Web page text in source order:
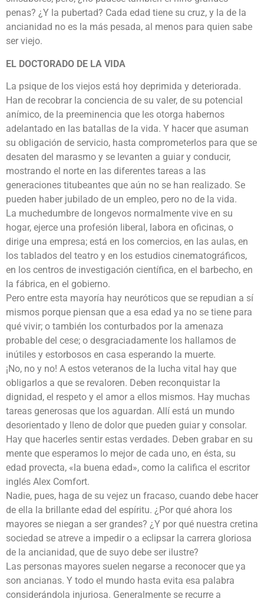
penas? ¿Y la pubertad? Cada edad tiene su cruz, y la de la
ancianidad no es la más pesada, al menos para quien sabe
ser viejo.
EL DOCTORADO DE LA VIDA
La psique de los viejos está hoy deprimida y deteriorada.
Han de recobrar la conciencia de su valer, de su potencial
anímico, de la preeminencia que les otorga habernos
adelantado en las batallas de la vida. Y hacer que asuman
su obligación de servicio, hasta comprometerlos para que se
desaten del marasmo y se levanten a guiar y conducir,
mostrando el norte en las diferentes tareas a las
generaciones titubeantes que aún no se han realizado. Se
pueden haber jubilado de un empleo, pero no de la vida.
La muchedumbre de longevos normalmente vive en su
hogar, ejerce una profesión liberal, labora en oficinas, o
dirige una empresa; está en los comercios, en las aulas, en
los tablados del teatro y en los estudios cinematográficos,
en los centros de investigación científica, en el barbecho, en
la fábrica, en el gobierno.
Pero entre esta mayoría hay neuróticos que se repudian a sí
mismos porque piensan que a esa edad ya no se tiene para
qué vivir; o también los conturbados por la amenaza
probable del cese; o desgraciadamente los hallamos de
inútiles y estorbosos en casa esperando la muerte.
¡No, no y no! A estos veteranos de la lucha vital hay que
obligarlos a que se revaloren. Deben reconquistar la
dignidad, el respeto y el amor a ellos mismos. Hay muchas
tareas generosas que los aguardan. Allí está un mundo
desorientado y lleno de dolor que pueden guiar y consolar.
Hay que hacerles sentir estas verdades. Deben grabar en su
mente que esperamos lo mejor de cada uno, en ésta, su
edad provecta, «la buena edad», como la califica el escritor
inglés Alex Comfort.
Nadie, pues, haga de su vejez un fracaso, cuando debe hacer
de ella la brillante edad del espíritu. ¿Por qué ahora los
mayores se niegan a ser grandes? ¿Y por qué nuestra cretina
sociedad se atreve a impedir o a eclipsar la carrera gloriosa
de la ancianidad, que de suyo debe ser ilustre?
Las personas mayores suelen negarse a reconocer que ya
son ancianas. Y todo el mundo hasta evita esa palabra
considerándola injuriosa. Generalmente se recurre a